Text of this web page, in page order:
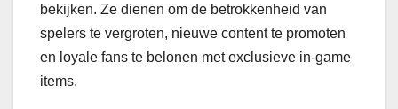
bekijken. Ze dienen om de betrokkenheid van
spelers te vergroten, nieuwe content te promoten
en loyale fans te belonen met exclusieve in-game
items.